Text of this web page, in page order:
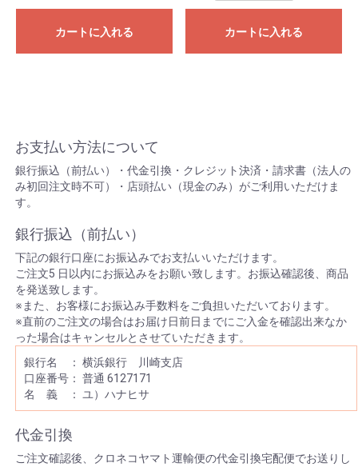
カートに入れる カートに入れる
お支払い方法について
銀行振込（前払い）・代金引換・クレジット決済・請求書（法人の
み初回注文時不可）・店頭払い（現金のみ）がご利用いただけま
す。
銀行振込（前払い）
下記の銀行口座にお振込みでお支払いいただけます。
ご注文5 日以内にお振込みをお願い致します。お振込確認後、商品
を発送致します。
※また、お客様にお振込み手数料をご負担いただいております。
※直前のご注文の場合はお届け日前日までにご入金を確認出来なか
った場合はキャンセルとさせていただきます。
銀行名 ： 横浜銀行 川崎支店
口座番号： 普通 6127171
名 義 ： ユ）ハナヒサ
代金引換
ご注文確認後、クロネコヤマト運輸便の代金引換宅配便でお送りし